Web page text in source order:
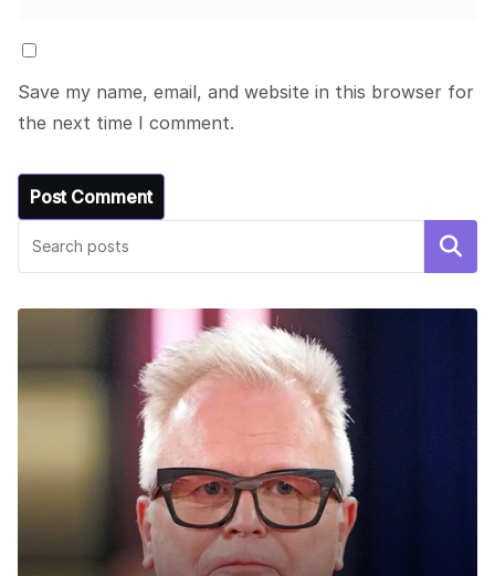
Save my name, email, and website in this browser for
the next time I comment.
Search